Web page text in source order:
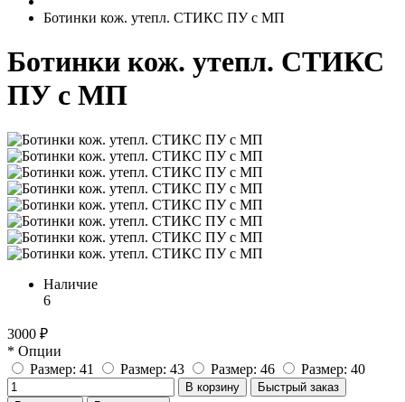
Ботинки кож. утепл. СТИКС ПУ с МП
Ботинки кож. утепл. СТИКС
ПУ с МП
Наличие
6
3000 ₽
* Опции
Размер: 41
Размер: 43 Размер: 46 Размер: 40
В корзину
Быстрый заказ